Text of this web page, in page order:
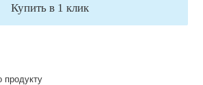
Купить в 1 клик
продукту